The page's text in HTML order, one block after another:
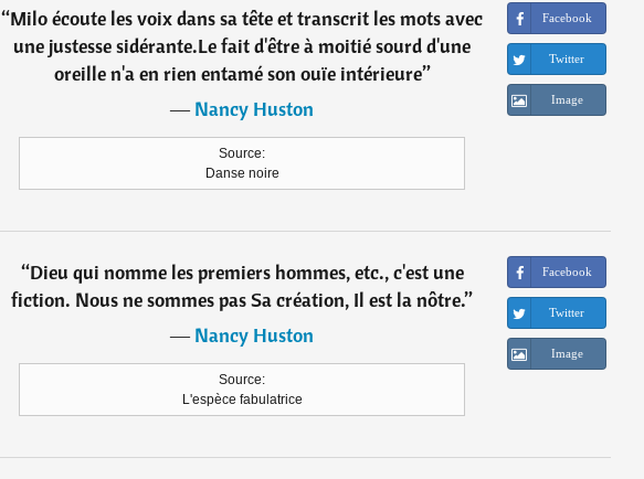
“Milo écoute les voix dans sa tête et transcrit les mots avec
une justesse sidérante.Le fait d'être à moitié sourd d'une
oreille n'a en rien entamé son ouïe intérieure”
―Nancy Huston
Source:
Danse noire
Facebook
Twitter
Image
“Dieu qui nomme les premiers hommes, etc., c'est une
fiction. Nous ne sommes pas Sa création, Il est la nôtre.”
―Nancy Huston
Source:
L'espèce fabulatrice
Facebook
Twitter
Image